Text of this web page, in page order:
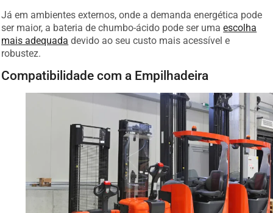
Já em ambientes externos, onde a demanda energética pode
ser maior, a bateria de chumbo-ácido pode ser umaescolha
mais adequada devido ao seu custo mais acessível e
robustez.
Compatibilidade com a Empilhadeira